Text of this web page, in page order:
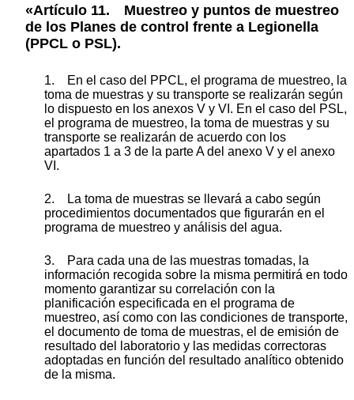
«Artículo 11. Muestreo y puntos de muestreo
de los Planes de control frente a Legionella
(PPCL o PSL).
1. En el caso del PPCL, el programa de muestreo, la
toma de muestras y su transporte se realizarán según
lo dispuesto en los anexos V y VI. En el caso del PSL,
el programa de muestreo, la toma de muestras y su
transporte se realizarán de acuerdo con los
apartados 1 a 3 de la parte A del anexo V y el anexo
VI.
2. La toma de muestras se llevará a cabo según
procedimientos documentados que figurarán en el
programa de muestreo y análisis del agua.
3. Para cada una de las muestras tomadas, la
información recogida sobre la misma permitirá en todo
momento garantizar su correlación con la
planificación especificada en el programa de
muestreo, así como con las condiciones de transporte,
el documento de toma de muestras, el de emisión de
resultado del laboratorio y las medidas correctoras
adoptadas en función del resultado analítico obtenido
de la misma.